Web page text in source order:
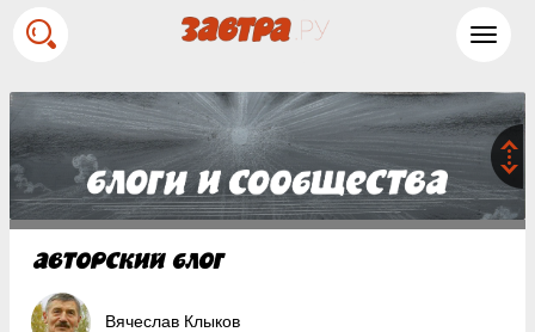
Вячеслав Клыков